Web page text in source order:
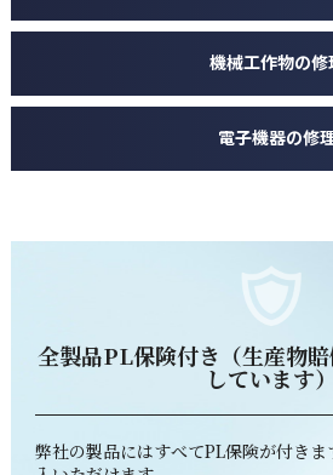
機械工作物の修
電子機器の修
全製品PL保険付き（生産物
しています
弊社の製品にはすべてPL保険が付き